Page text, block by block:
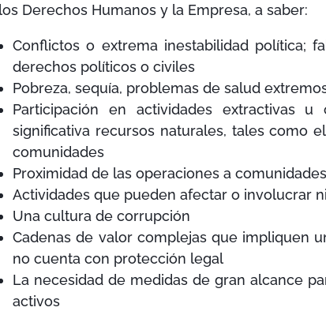
los Derechos Humanos y la Empresa, a saber:
Conflictos o extrema inestabilidad política;
derechos políticos o civiles
Pobreza, sequía, problemas de salud
Participación en actividades extractivas
significativa recursos naturales, tales como
comunidades
Proximidad de las operaciones a
Actividades que pueden afectar o involucrar
Una cultura de corrupción
Cadenas de valor complejas que impliquen
no cuenta con protección legal
La necesidad de medidas de gran alcance
activos